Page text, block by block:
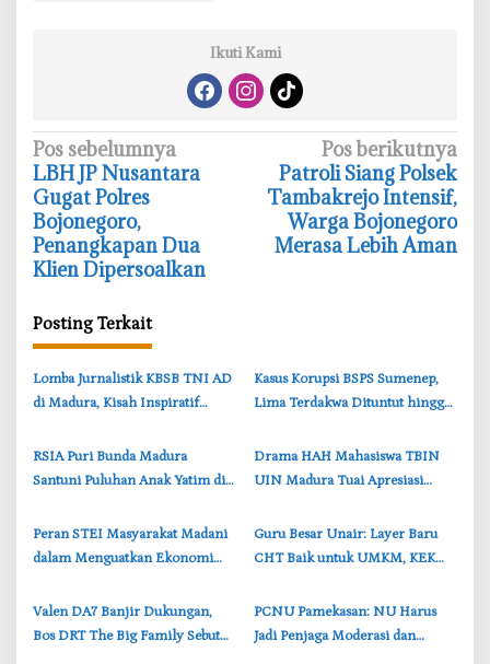
Ikuti Kami
N
a
v
i
g
s
i
p
s
Pos sebelumnya
LBH JP Nusantara
Gugat Polres
Bojonegoro,
Penangkapan Dua
Klien Dipersoalkan
Pos berikutnya
‎Patroli Siang Polsek
Tambakrejo Intensif,
Warga Bojonegoro
Merasa Lebih Aman
Posting Terkait
‎Lomba Jurnalistik KBSB TNI AD
di Madura, Kisah Inspiratif
‎Kasus Korupsi BSPS Sumenep,
Lima Terdakwa Dituntut hingga
Surabaya
‎RSIA Puri Bunda Madura
Santuni Puluhan Anak Yatim di
untuk Sesama
‎Drama HAH Mahasiswa TBIN
UIN Madura Tuai Apresiasi
‎Peran STEI Masyarakat Madani
dalam Menguatkan Ekonomi
Madura
‎Guru Besar Unair: Layer Baru
CHT Baik untuk UMKM, KEK
‎Valen DA7 Banjir Dukungan,
Bos DRT The Big Family Sebut
‎PCNU Pamekasan: NU Harus
Jadi Penjaga Moderasi dan